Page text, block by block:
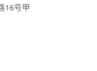
16号甲